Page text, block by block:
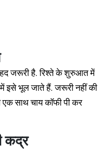
जरूरी है. रिश्ते के शुरुआत में
इसे भूल जाते हैं. जरूरी नहीं की
साथ चाय कॉफी पी कर
कद्र